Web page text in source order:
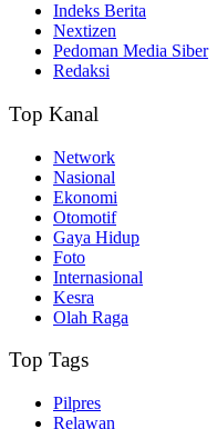
Indeks Berita
Nextizen
Pedoman Media Siber
Redaksi
Top Kanal
Network
Nasional
Ekonomi
Otomotif
Gaya Hidup
Foto
Internasional
Kesra
Olah Raga
Top Tags
Pilpres
Relawan